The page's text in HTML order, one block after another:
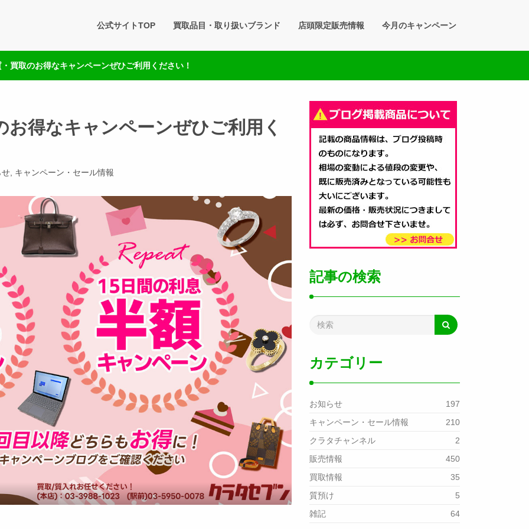
。買取実績・販売商品情報や雑記をお届けします。
公式サイトTOP 買取品目・取り扱いブランド 店頭限定販売情報 今月のキャンペーン
買取のお得なキャンペーンぜひご利用ください！
お得なキャンペーンぜひご利用く
せ キャンペーン・セール情報
記事の検索
カテゴリー
お知らせ
197
キャンペーン・セール情報
210
クラタチャンネル
2
販売情報
450
買取情報
35
質預け
5
雑記
64